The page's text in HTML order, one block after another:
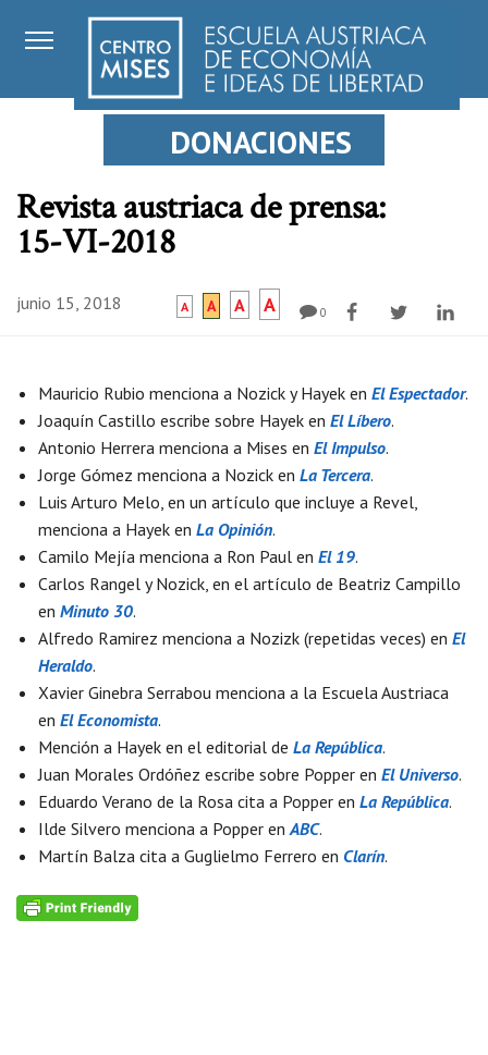
DONACIONES
Revista austriaca de prensa:
15-VI-2018
junio 15, 2018 A A A A 0
Mauricio Rubio menciona a Nozick y Hayek en El Espectador.
Joaquín Castillo escribe sobre Hayek en El Líbero.
Antonio Herrera menciona a Mises en El Impulso.
Jorge Gómez menciona a Nozick en La Tercera.
Luis Arturo Melo, en un artículo que incluye a Revel,
menciona a Hayek en La Opinión.
Camilo Mejía menciona a Ron Paul en El 19.
Carlos Rangel y Nozick, en el artículo de Beatriz Campillo
en Minuto 30.
Alfredo Ramirez menciona a Nozizk (repetidas veces) en El
Heraldo.
Xavier Ginebra Serrabou menciona a la Escuela Austriaca
en El Economista.
Mención a Hayek en el editorial de La República.
Juan Morales Ordóñez escribe sobre Popper en El Universo.
Eduardo Verano de la Rosa cita a Popper en La República.
Ilde Silvero menciona a Popper enABC.
Martín Balza cita a Guglielmo Ferrero en Clarín.